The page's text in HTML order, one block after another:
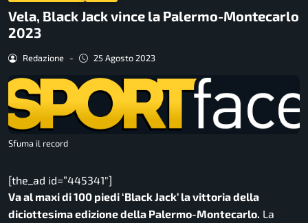
Vela, Black Jack vince la Palermo-Montecarlo
2023
Redazione - 25 Agosto 2023
Sfuma il record
[the_ad id=”445341″]
Va al maxi di 100 piedi ‘Black Jack’ la vittoria della
diciottesima edizione della Palermo-Montecarlo. La